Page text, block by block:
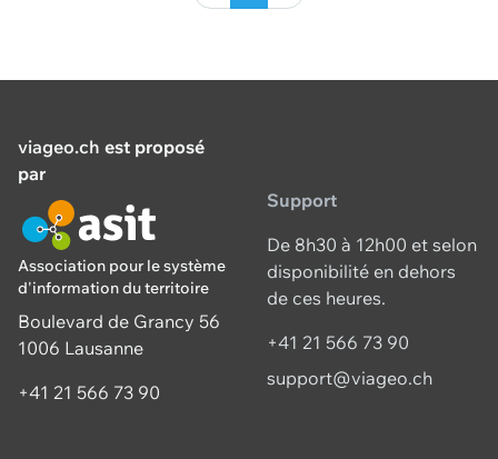
viageo.ch est proposé
par
Association pour le système
d'information du territoire
Boulevard de Grancy 56
1006 Lausanne
+41 21 566 73 90
Support
De 8h30 à 12h00 et selon
disponibilité en dehors
de ces heures.
+41 21 566 73 90
support@viageo.ch